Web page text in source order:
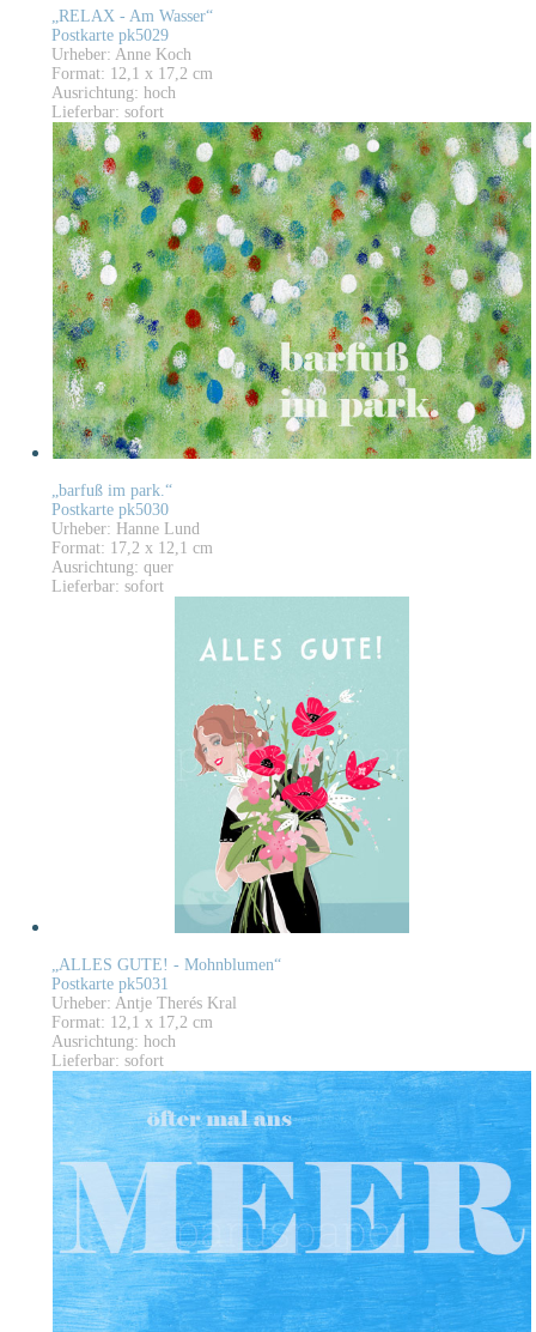
„RELAX - Am Wasser“
Postkarte pk5029
Urheber: Anne Koch
Format: 12,1 x 17,2 cm
Ausrichtung: hoch
Lieferbar: sofort
„barfuß im park.“
Postkarte pk5030
Urheber: Hanne Lund
Format: 17,2 x 12,1 cm
Ausrichtung: quer
Lieferbar: sofort
„ALLES GUTE! - Mohnblumen“
Postkarte pk5031
Urheber: Antje Therés Kral
Format: 12,1 x 17,2 cm
Ausrichtung: hoch
Lieferbar: sofort